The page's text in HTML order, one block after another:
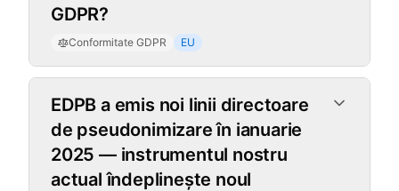
GDPR?
Conformitate GDPR EU
EDPB a emis noi linii directoare
de pseudonimizare în ianuarie
2025 — instrumentul nostru
actual îndeplinește noul